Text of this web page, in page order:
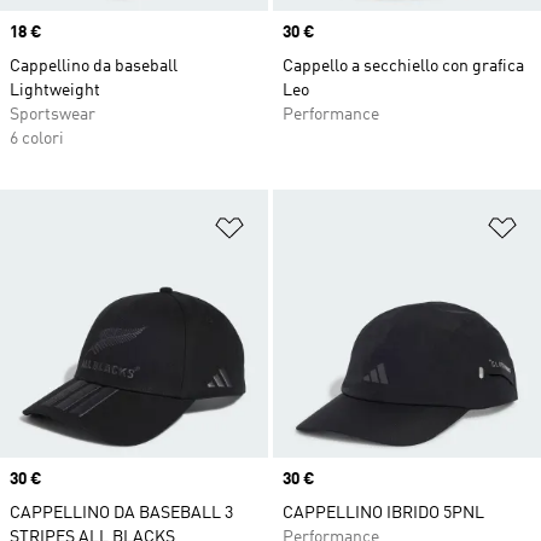
Price
18 €
Cappellino da baseball
Lightweight
Sportswear
6 colori
Price
30 €
Cappello a secchiello con grafica
Leo
Performance
Aggiungi alla lista dei desideri
Price
30 €
CAPPELLINO DA BASEBALL 3
STRIPES ALL BLACKS
Price
30 €
CAPPELLINO IBRIDO 5PNL
Performance